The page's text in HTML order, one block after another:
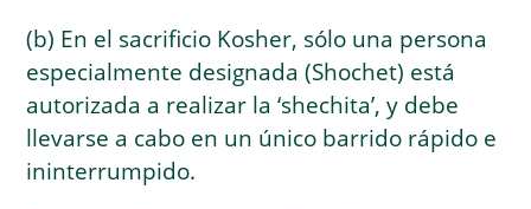
(b) En el sacrificio Kosher, sólo una persona
especialmente designada (Shochet) está
autorizada a realizar la ‘shechita’, y debe
llevarse a cabo en un único barrido rápido e
ininterrumpido.